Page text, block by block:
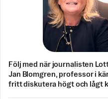
Följ med när journalisten
Jan Blomgren, professor i
fritt diskutera högt och lågt